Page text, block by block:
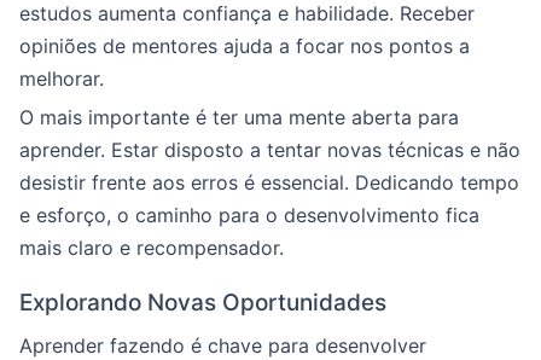
estudos aumenta confiança e habilidade. Receber
opiniões de mentores ajuda a focar nos pontos a
melhorar.
O mais importante é ter uma mente aberta para
aprender. Estar disposto a tentar novas técnicas e não
desistir frente aos erros é essencial. Dedicando tempo
e esforço, o caminho para o desenvolvimento fica
mais claro e recompensador.
Explorando Novas Oportunidades
Aprender fazendo é chave para desenvolver